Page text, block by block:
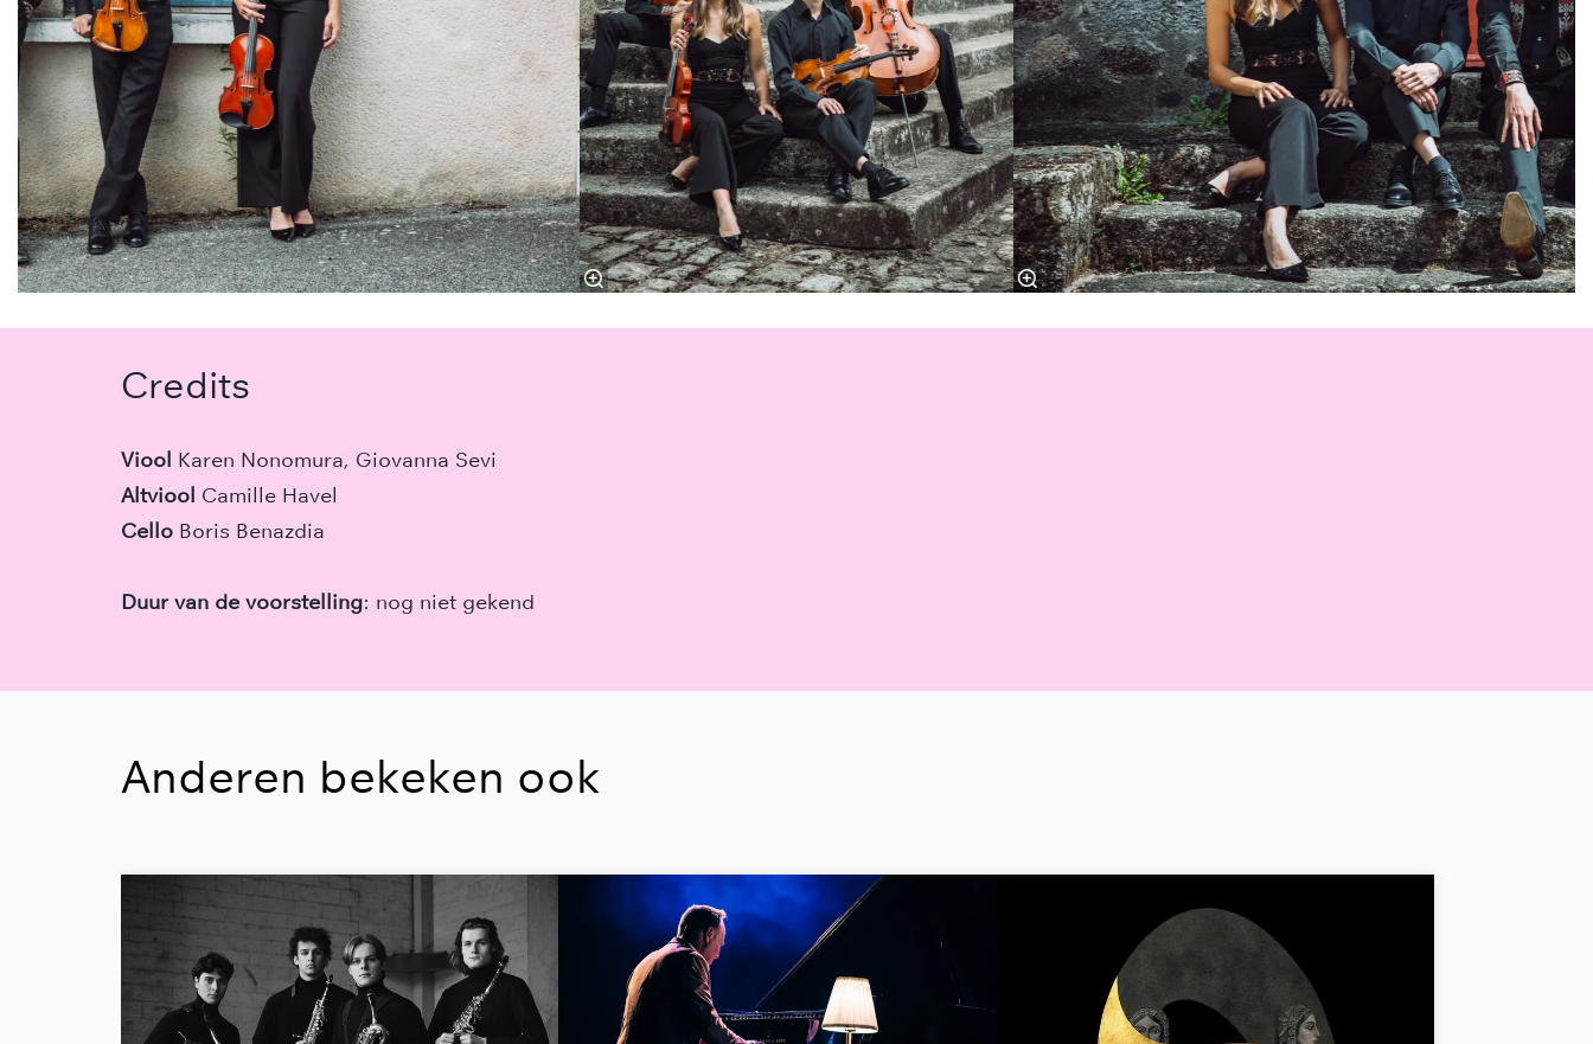
Credits
Viool Karen Nonomura, Giovanna Sevi
Altviool Camille Havel
Cello Boris Benazdia
Duur van de voorstelling: nog niet gekend
Anderen bekeken ook